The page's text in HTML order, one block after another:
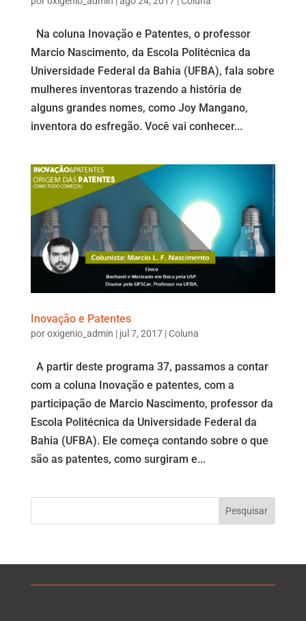
Na coluna Inovação e Patentes, o professor
Marcio Nascimento, da Escola Politécnica da
Universidade Federal da Bahia (UFBA), fala sobre
mulheres inventoras trazendo a história de
alguns grandes nomes, como Joy Mangano,
inventora do esfregão. Você vai conhecer...
Inovação e Patentes
poroxigenio_admin | jul 7, 2017|Coluna
A partir deste programa 37, passamos a contar
com a coluna Inovação e patentes, com a
participação de Marcio Nascimento, professor da
Escola Politécnica da Universidade Federal da
Bahia (UFBA). Ele começa contando sobre o que
são as patentes, como surgiram e...